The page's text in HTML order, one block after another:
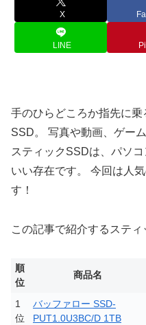
X
LINE
手のひらどころか指先に
SSD。 写真や動画、ゲー
スティックSSDは、パソ
いい存在です。 今回は人
す！
この記事で紹介するステ
順
位
商品名
1
位
バッファロー SSD-
PUT1.0U3BC/D 1TB